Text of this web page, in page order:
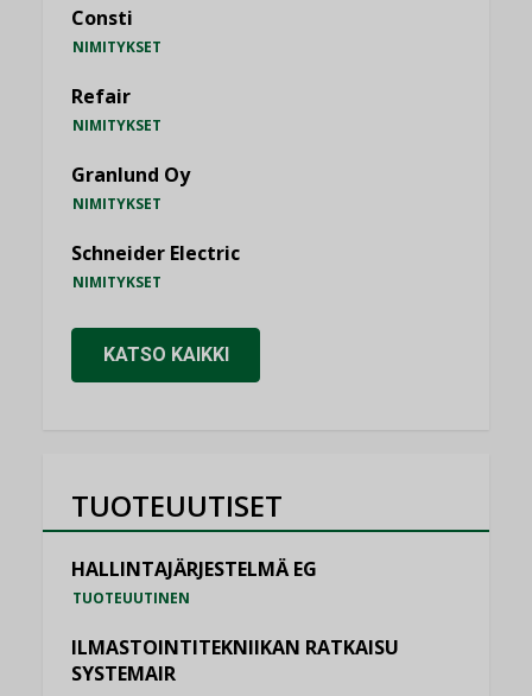
Consti
NIMITYKSET
Refair
NIMITYKSET
Granlund Oy
NIMITYKSET
Schneider Electric
NIMITYKSET
KATSO KAIKKI
TUOTEUUTISET
HALLINTAJÄRJESTELMÄ EG
TUOTEUUTINEN
ILMASTOINTITEKNIIKAN RATKAISU
SYSTEMAIR